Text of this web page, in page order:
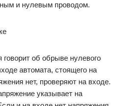
и нулевым проводом.
об обрыве нулевого
автомата, стоящего на
нет, проверяют на входе.
указывает на